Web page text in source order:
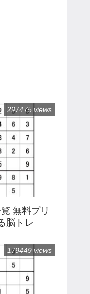
無料プリ
脳トレ
297475 views
179449 views